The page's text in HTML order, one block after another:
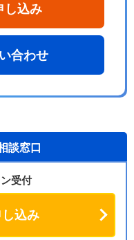
し込み
合わせ
談窓口
受付
込み